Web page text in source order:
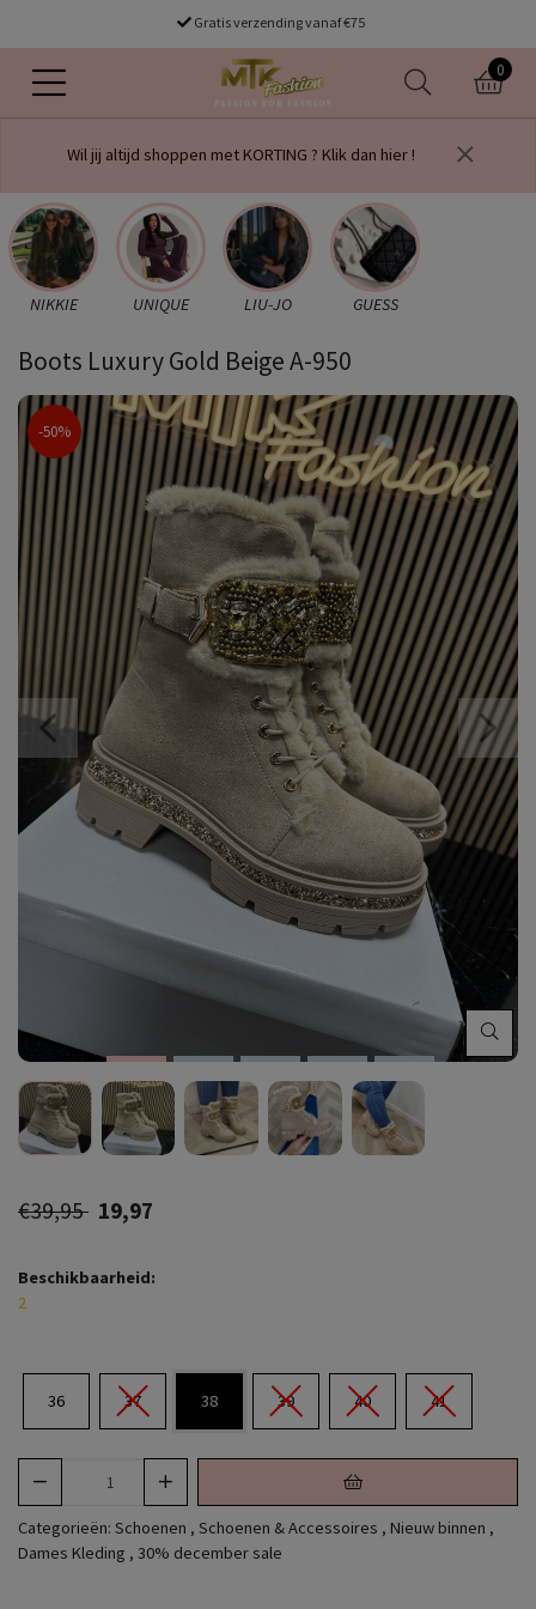
Gratis verzending vanaf €75
0
Wil jij altijd shoppen met KORTING ? Klik dan hier !
NIKKIE UNIQUE LIU-JO GUESS
Boots Luxury Gold Beige A-950
-50%
€39,95 19,97
Beschikbaarheid:
2
36 37 38 39 40 41
Categorieën: Schoenen , Schoenen & Accessoires , Nieuw binnen ,
Dames Kleding , 30% december sale